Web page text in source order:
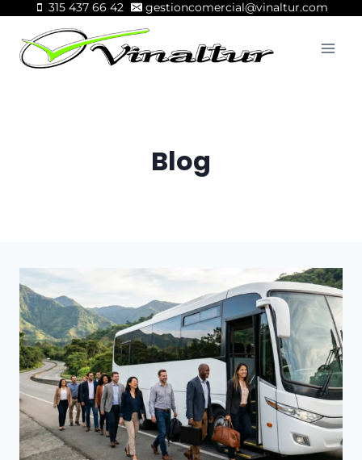
315 437 66 42 gestioncomercial@vinaltur.com
Blog